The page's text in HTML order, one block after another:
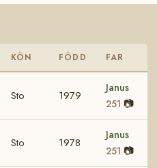
KÖN FÖDD FAR
Sto 1979
Janus
251 📷
Sto 1978
Janus
251 📷